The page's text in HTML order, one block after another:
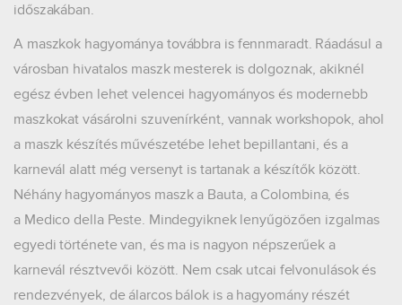
időszakában.
A maszkok hagyománya továbbra is fennmaradt. Ráadásul a
városban hivatalos maszk mesterek is dolgoznak, akiknél
egész évben lehet velencei hagyományos és modernebb
maszkokat vásárolni szuvenírként, vannak workshopok, ahol
a maszk készítés művészetébe lehet bepillantani, és a
karnevál alatt még versenyt is tartanak a készítők között.
Néhány hagyományos maszk a Bauta, a Colombina, és
a Medico della Peste. Mindegyiknek lenyűgözően izgalmas
egyedi története van, és ma is nagyon népszerűek a
karnevál résztvevői között. Nem csak utcai felvonulások és
rendezvények, de álarcos bálok is a hagyomány részét